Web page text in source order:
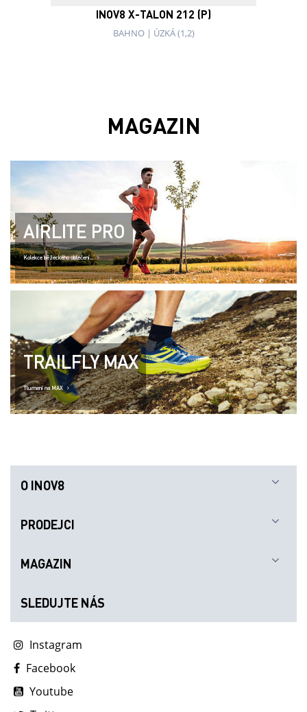
INOV8 X-TALON 212 (P)
BAHNO | ÚZKÁ (1,2)
MAGAZIN
AIRLITE PRO
Kolekce běžeckého oblečení..
TRAILFLY MAX
Tlumení na MAX
O INOV8
PRODEJCI
MAGAZIN
SLEDUJTE NÁS
Instagram
Facebook
Youtube